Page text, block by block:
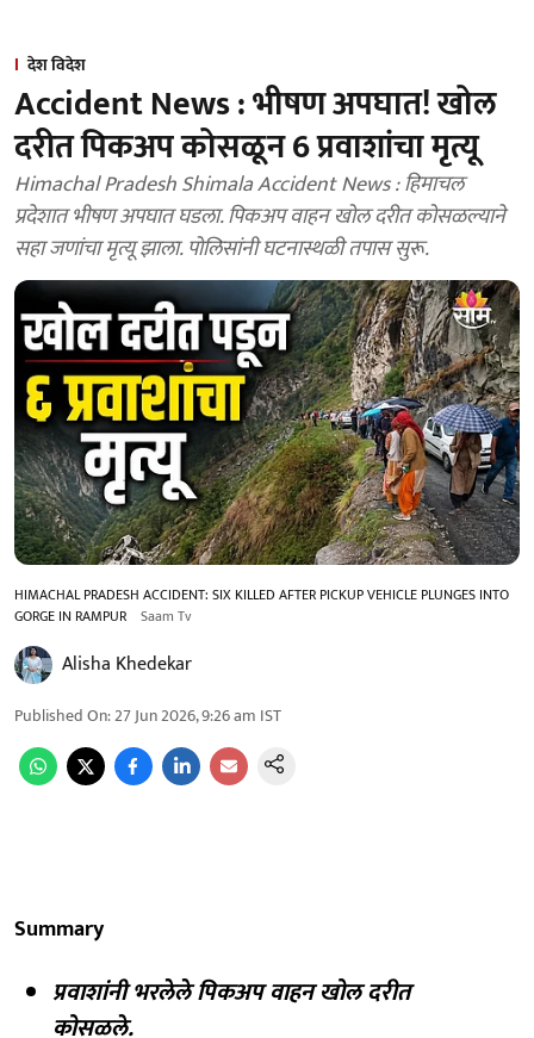
देश विदेश
Accident News : भीषण अपघात! खोल
दरीत पिकअप कोसळून 6 प्रवाशांचा मृत्यू
Himachal Pradesh Shimala Accident News : हिमाचल
प्रदेशात भीषण अपघात घडला. पिकअप वाहन खोल दरीत कोसळल्याने
सहा जणांचा मृत्यू झाला. पोलिसांनी घटनास्थळी तपास सुरू.
HIMACHAL PRADESH ACCIDENT: SIX KILLED AFTER PICKUP VEHICLE PLUNGES INTO
GORGE IN RAMPUR Saam Tv
Alisha Khedekar
Published On:27 Jun 2026, 9:26 am IST
Summary
प्रवाशांनी भरलेले पिकअप वाहन खोल दरीत
कोसळले.